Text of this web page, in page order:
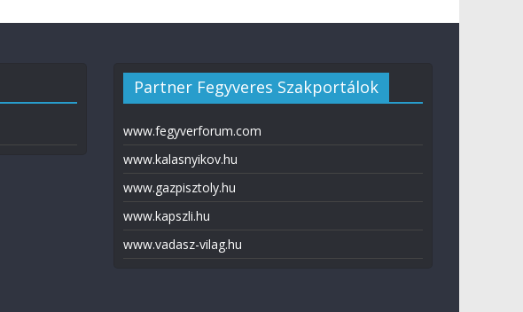
Partner Fegyveres Szakportálok
www.fegyverforum.com
www.kalasnyikov.hu
www.gazpisztoly.hu
www.kapszli.hu
www.vadasz-vilag.hu